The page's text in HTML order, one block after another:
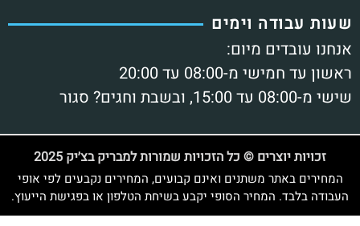
שעות עבודה וימים
אנחנו עובדים מיום:
ראשון עד חמישי מ-08:00 עד 20:00
שישי מ-08:00 עד 15:00, ובשבת וחגים? סגור
זכויות יוצרים © כל הזכויות שמורות למבריק בצ׳יק 2025
המחירים באתר משתנים ואינם קבועים, המחירים נקבעים לפי אופי
העבודה בלבד. המחיר הסופי יקבע בשיחת הטלפון או בפגישת הייעוץ.